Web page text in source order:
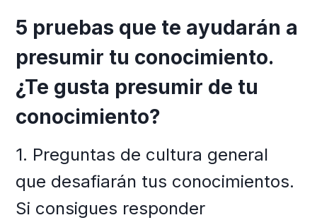
5 pruebas que te ayudarán a
presumir tu conocimiento.
¿Te gusta presumir de tu
conocimiento?
1. Preguntas de cultura general
que desafiarán tus conocimientos.
Si consigues responder